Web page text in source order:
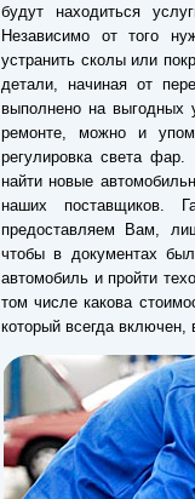
будут находиться
Независимо от того
устранить сколы или
детали, начиная от
выполнено на выгодных
ремонте, можно и
регулировка света
найти новые
наших поставщиков.
предоставляем Вам,
чтобы в документах
автомобиль и пройти
том числе какова
который всегда